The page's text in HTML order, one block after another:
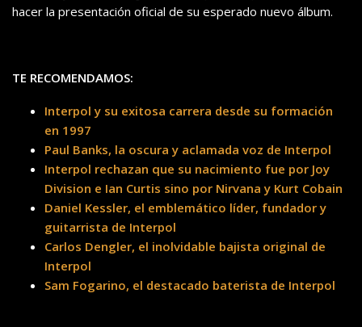
hacer la presentación oficial de su esperado nuevo álbum.
TE RECOMENDAMOS:
Interpol y su exitosa carrera desde su formación
en 1997
Paul Banks, la oscura y aclamada voz de Interpol
Interpol rechazan que su nacimiento fue por Joy
Division e Ian Curtis sino por Nirvana y Kurt Cobain
Daniel Kessler, el emblemático líder, fundador y
guitarrista de Interpol
Carlos Dengler, el inolvidable bajista original de
Interpol
Sam Fogarino, el destacado baterista de Interpol